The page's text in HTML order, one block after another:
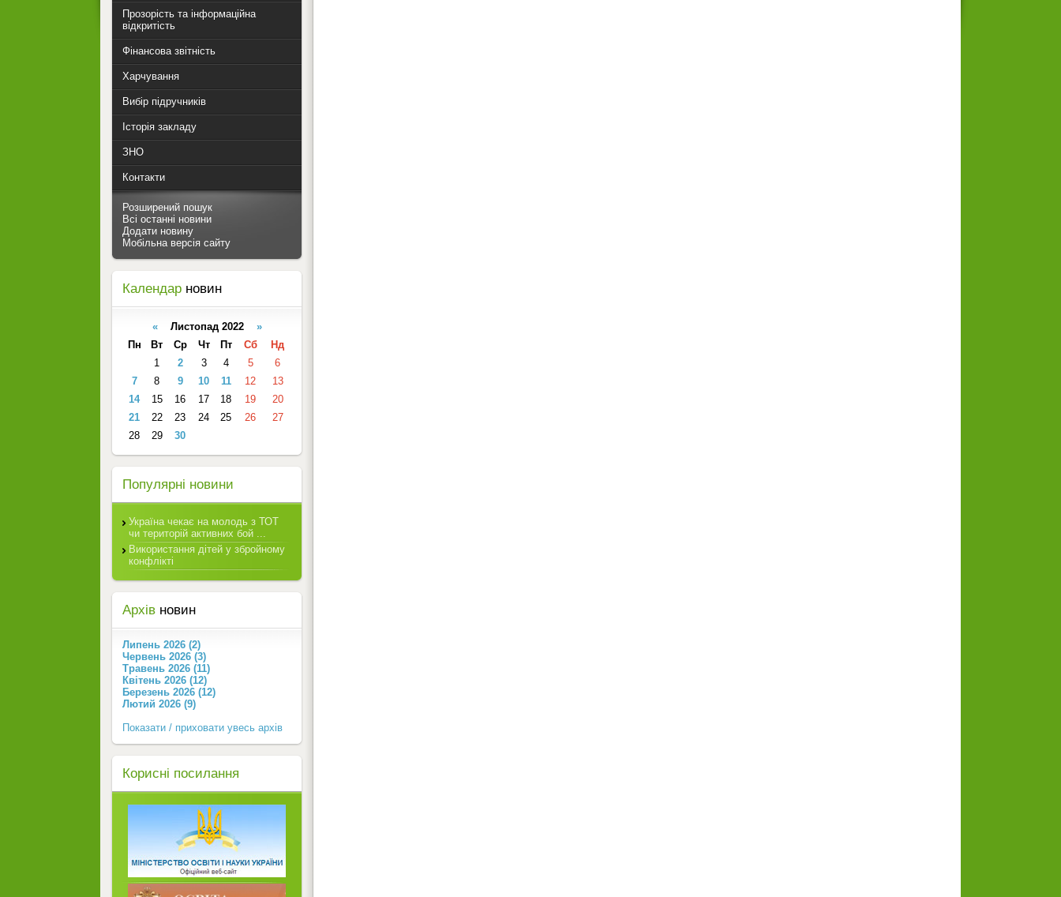
Прозорість та інформаційна
відкритість
Фінансова звітність
Харчування
Вибір підручників
Історія закладу
ЗНО
Контакти
Розширений пошук
Всі останні новини
Додати новину
Мобільна версія сайту
Календар новин
«Листопад 2022 »
Пн
Вт Ср Чт Пт Сб
Нд
1
2 3 4 5
6
7
8 9 10 11 12
13
14
15 16 17 18 19
20
21
22 23 24 25 26
27
28
29 30
Популярні новини
Україна чекає на молодь з ТОТ
чи територій активних бой ...
Використання дітей у збройному
конфлікті
Архів новин
Липень 2026 (2)
Червень 2026 (3)
Травень 2026 (11)
Квітень 2026 (12)
Березень 2026 (12)
Лютий 2026 (9)
Показати / приховати увесь архів
Корисні посилання